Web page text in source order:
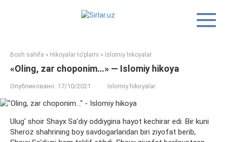
Bosh sahifa » Hikoyalar to'plami » Islomiy hikoyalar
«Oling, zar choponim…» — Islomiy hikoya
Опубликовано: 17/10/2021 Islomiy hikoyalar
Ulug‘ shoir Shayx Sa’diy oddiygina hayot kechirar edi. Bir kuni
Sheroz shahrining boy savdogarlaridan biri ziyofat berib,